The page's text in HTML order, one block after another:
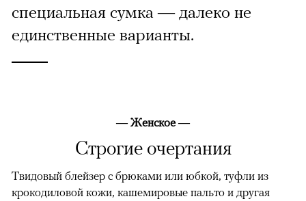
специальная сумка — далеко не
единственные варианты.
— Женское —
Строгие очертания
Твидовый блейзер с брюками или юбкой, туфли из
крокодиловой кожи, кашемировые пальто и другая